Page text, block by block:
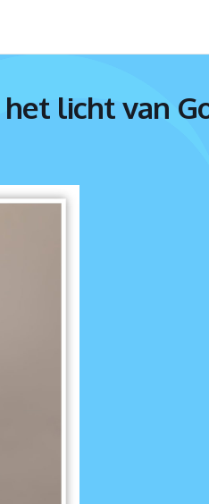
licht van